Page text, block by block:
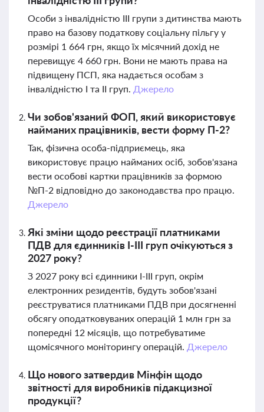
Особи з інвалідністю III групи з дитинства мають
право на базову податкову соціальну пільгу у
розмірі 1 664 грн, якщо їх місячний дохід не
перевищує 4 660 грн. Вони не мають права на
підвищену ПСП, яка надається особам з
інвалідністю I та II груп. Джерело
Чи зобов'язаний ФОП, який використовує
найманих працівників, вести форму П-2?
Так, фізична особа-підприємець, яка
використовує працю найманих осіб, зобов'язана
вести особові картки працівників за формою
№П-2 відповідно до законодавства про працю.
Джерело
Які зміни щодо реєстрації платниками
ПДВ для єдинників І-ІІІ груп очікуються з
2027 року?
З 2027 року всі єдинники І-ІІІ груп, окрім
електронних резидентів, будуть зобов'язані
реєструватися платниками ПДВ при досягненні
обсягу оподатковуваних операцій 1 млн грн за
попередні 12 місяців, що потребуватиме
щомісячного моніторингу операцій. Джерело
Що нового затвердив Мінфін щодо
звітності для виробників підакцизної
продукції?